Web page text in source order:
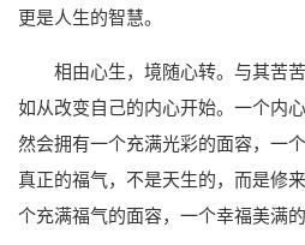
更是人生的智慧。
相由心生，境随心转。与其苦
如从改变自己的内心开始。一个内
然会拥有一个充满光彩的面容，一
真正的福气，不是天生的，而是修
个充满福气的面容，一个幸福美满的